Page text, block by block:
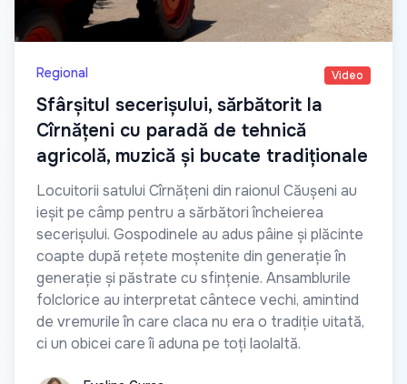
Regional Video
Sfârșitul secerișului, sărbătorit la
Cîrnățeni cu paradă de tehnică
agricolă, muzică și bucate tradiționale
Locuitorii satului Cîrnățeni din raionul Căușeni au
ieșit pe câmp pentru a sărbători încheierea
secerișului. Gospodinele au adus pâine și plăcinte
coapte după rețete moștenite din generație în
generație și păstrate cu sfințenie. Ansamblurile
folclorice au interpretat cântece vechi, amintind
de vremurile în care claca nu era o tradiție uitată,
ci un obicei care îi aduna pe toți laolaltă.